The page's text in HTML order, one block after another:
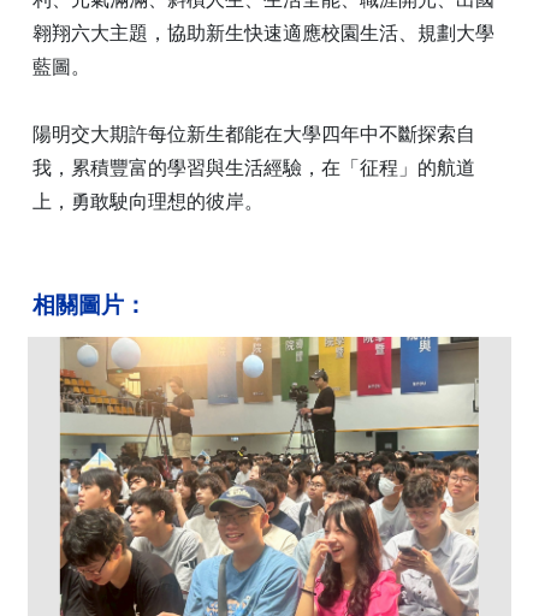
翱翔六大主題，協助新生快速適應校園生活、規劃大學
藍圖。
陽明交大期許每位新生都能在大學四年中不斷探索自
我，累積豐富的學習與生活經驗，在「征程」的航道
上，勇敢駛向理想的彼岸。
相關圖片：